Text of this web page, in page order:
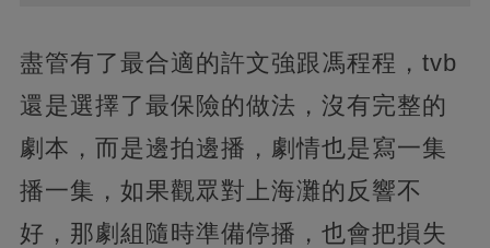
盡管有了最合適的許文強跟馮程程，tvb
還是選擇了最保險的做法，沒有完整的
劇本，而是邊拍邊播，劇情也是寫一集
播一集，如果觀眾對上海灘的反響不
好，那劇組隨時準備停播，也會把損失